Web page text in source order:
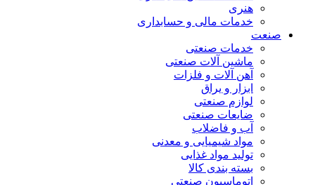
هنری
خدمات مالی و حسابداری
صنعت
خدمات صنعتی
ماشین آلات صنعتی
آهن آلات و فلزات
ابزار و یراق
لوازم صنعتی
ضایعات صنعتی
آب و فاضلاب
مواد شیمیایی و معدنی
تولید مواد غذایی
بسته بندی کالا
اتوماسیون صنعتی